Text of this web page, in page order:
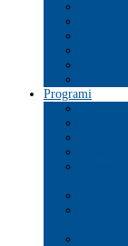
Programi